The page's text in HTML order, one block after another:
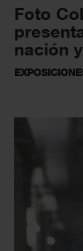
Foto
nación